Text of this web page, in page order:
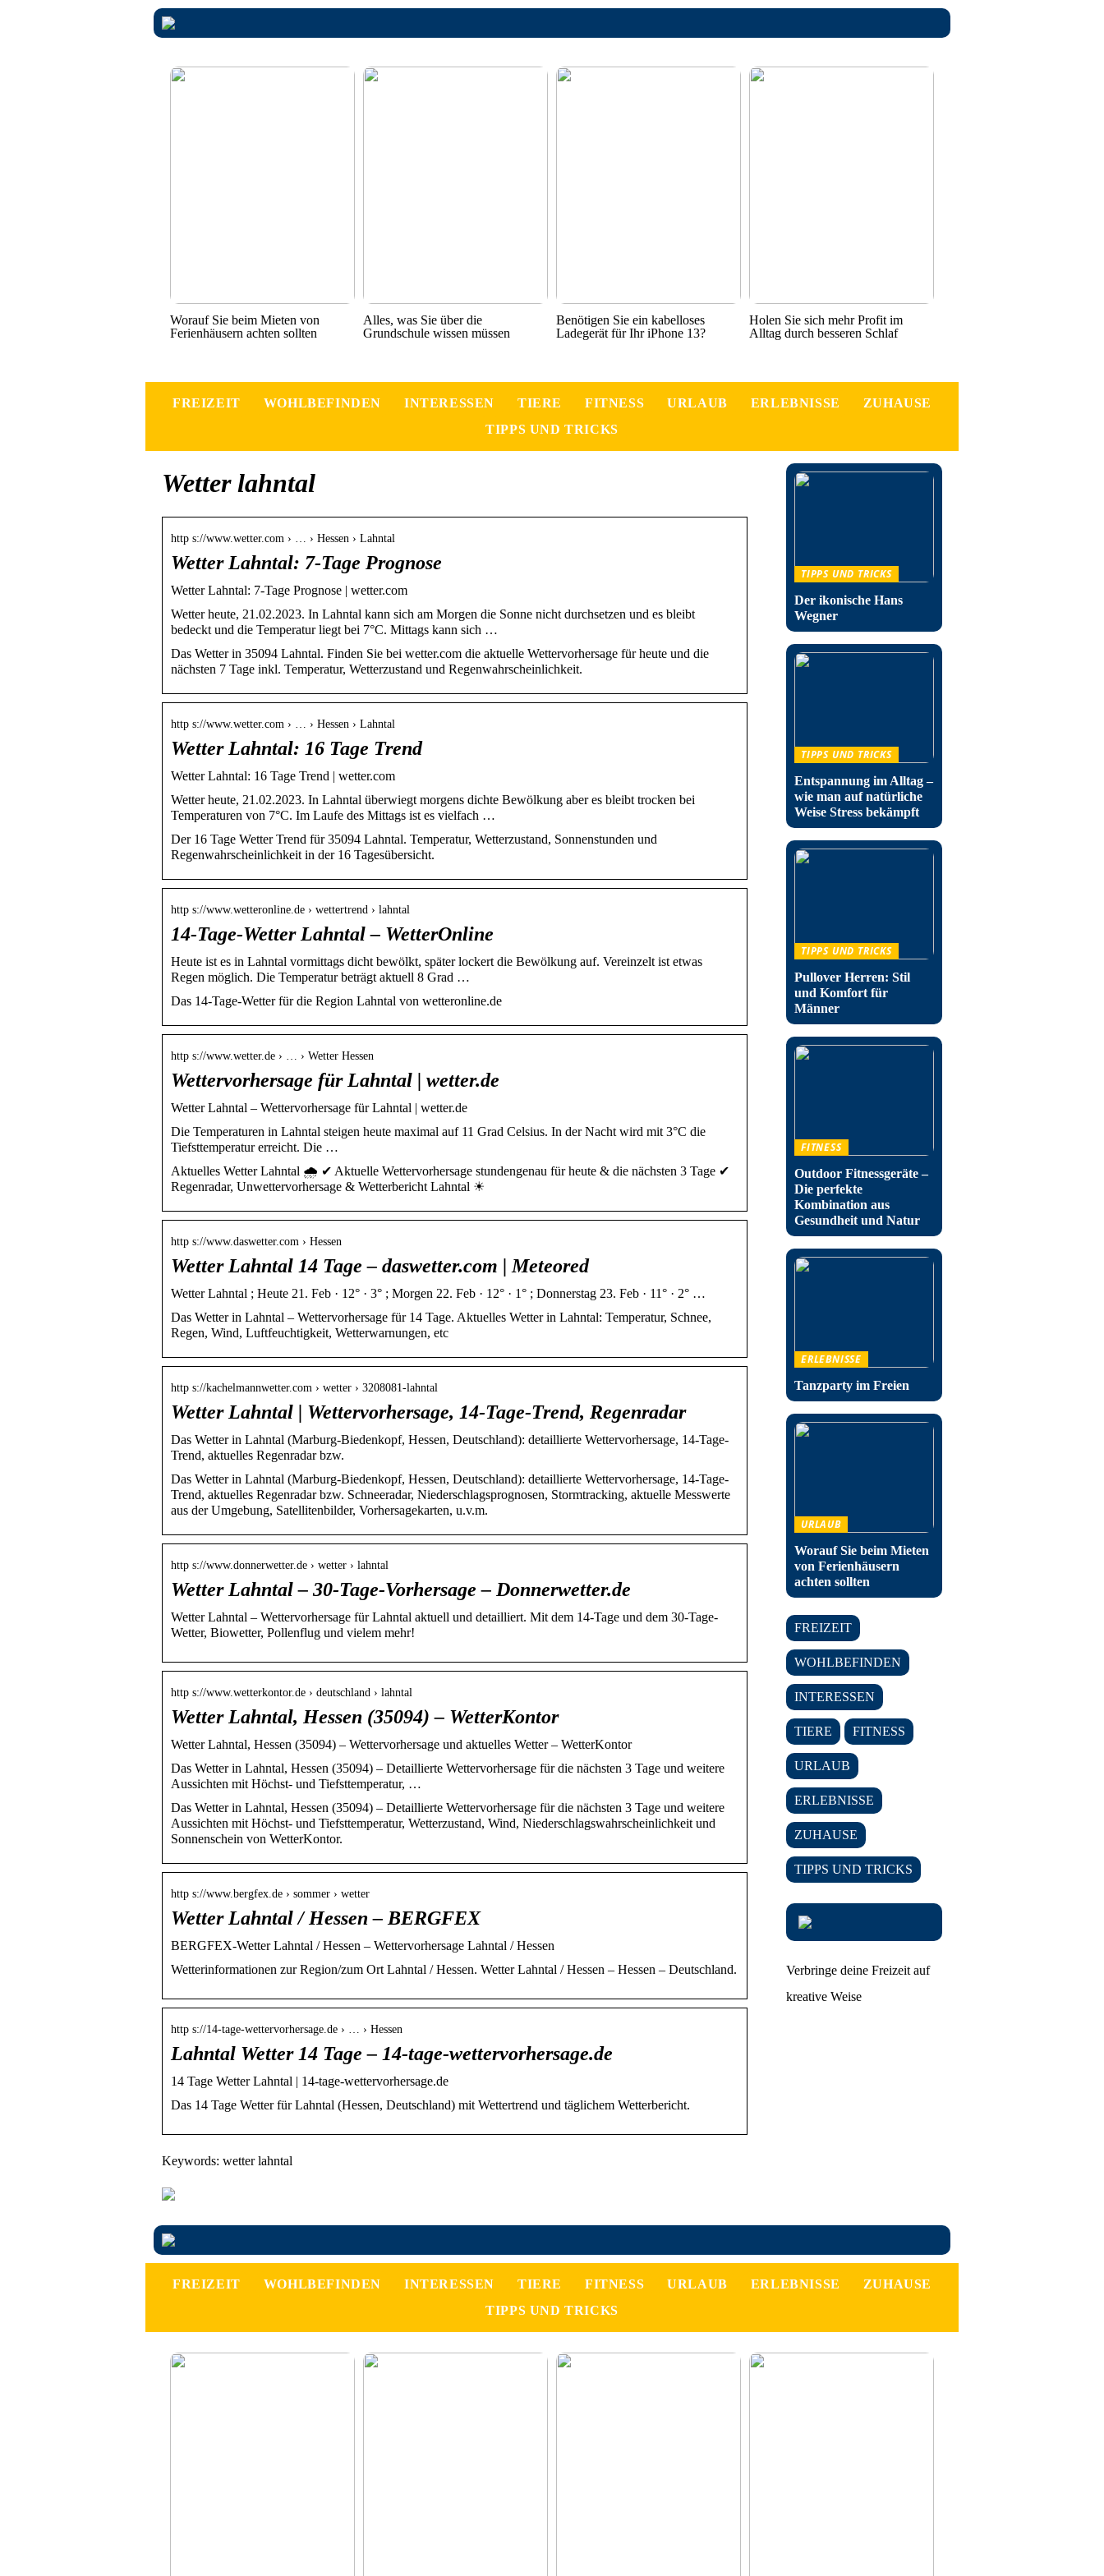
Worauf Sie beim Mieten von
Ferienhäusern achten sollten
Alles, was Sie über die
Grundschule wissen müssen
Benötigen Sie ein kabelloses
Ladegerät für Ihr iPhone 13?
Holen Sie sich mehr Profit im
Alltag durch besseren Schlaf
FREIZEIT WOHLBEFINDEN INTERESSEN TIERE FITNESS URLAUB ERLEBNISSE
ZUHAUSE
TIPPS UND TRICKS
Wetter lahntal
http s://www.wetter.com › … › Hessen › Lahntal
Wetter Lahntal: 7-Tage Prognose
Wetter Lahntal: 7-Tage Prognose | wetter.com
Wetter heute, 21.02.2023. In Lahntal kann sich am Morgen die Sonne nicht durchsetzen und es bleibt
bedeckt und die Temperatur liegt bei 7°C. Mittags kann sich …
Das Wetter in 35094 Lahntal. Finden Sie bei wetter.com die aktuelle Wettervorhersage für heute und die
nächsten 7 Tage inkl. Temperatur, Wetterzustand und Regenwahrscheinlichkeit.
http s://www.wetter.com › … › Hessen › Lahntal
Wetter Lahntal: 16 Tage Trend
Wetter Lahntal: 16 Tage Trend | wetter.com
Wetter heute, 21.02.2023. In Lahntal überwiegt morgens dichte Bewölkung aber es bleibt trocken bei
Temperaturen von 7°C. Im Laufe des Mittags ist es vielfach …
Der 16 Tage Wetter Trend für 35094 Lahntal. Temperatur, Wetterzustand, Sonnenstunden und
Regenwahrscheinlichkeit in der 16 Tagesübersicht.
http s://www.wetteronline.de › wettertrend › lahntal
14-Tage-Wetter Lahntal – WetterOnline
Heute ist es in Lahntal vormittags dicht bewölkt, später lockert die Bewölkung auf. Vereinzelt ist etwas
Regen möglich. Die Temperatur beträgt aktuell 8 Grad …
Das 14-Tage-Wetter für die Region Lahntal von wetteronline.de
http s://www.wetter.de › … › Wetter Hessen
Wettervorhersage für Lahntal | wetter.de
Wetter Lahntal – Wettervorhersage für Lahntal | wetter.de
Die Temperaturen in Lahntal steigen heute maximal auf 11 Grad Celsius. In der Nacht wird mit 3°C die
Tiefsttemperatur erreicht. Die …
Aktuelles Wetter Lahntal 🌧️ ✔ Aktuelle Wettervorhersage stundengenau für heute & die nächsten 3 Tage ✔
Regenradar, Unwettervorhersage & Wetterbericht Lahntal ☀
http s://www.daswetter.com › Hessen
Wetter Lahntal 14 Tage – daswetter.com | Meteored
Wetter Lahntal ; Heute 21. Feb · 12° · 3° ; Morgen 22. Feb · 12° · 1° ; Donnerstag 23. Feb · 11° · 2° …
Das Wetter in Lahntal – Wettervorhersage für 14 Tage. Aktuelles Wetter in Lahntal: Temperatur, Schnee,
Regen, Wind, Luftfeuchtigkeit, Wetterwarnungen, etc
http s://kachelmannwetter.com › wetter › 3208081-lahntal
Wetter Lahntal | Wettervorhersage, 14-Tage-Trend, Regenradar
Das Wetter in Lahntal (Marburg-Biedenkopf, Hessen, Deutschland): detaillierte Wettervorhersage, 14-Tage-
Trend, aktuelles Regenradar bzw.
Das Wetter in Lahntal (Marburg-Biedenkopf, Hessen, Deutschland): detaillierte Wettervorhersage, 14-Tage-
Trend, aktuelles Regenradar bzw. Schneeradar, Niederschlagsprognosen, Stormtracking, aktuelle Messwerte
aus der Umgebung, Satellitenbilder, Vorhersagekarten, u.v.m.
http s://www.donnerwetter.de › wetter › lahntal
Wetter Lahntal – 30-Tage-Vorhersage – Donnerwetter.de
Wetter Lahntal – Wettervorhersage für Lahntal aktuell und detailliert. Mit dem 14-Tage und dem 30-Tage-
Wetter, Biowetter, Pollenflug und vielem mehr!
http s://www.wetterkontor.de › deutschland › lahntal
Wetter Lahntal, Hessen (35094) – WetterKontor
Wetter Lahntal, Hessen (35094) – Wettervorhersage und aktuelles Wetter – WetterKontor
Das Wetter in Lahntal, Hessen (35094) – Detaillierte Wettervorhersage für die nächsten 3 Tage und weitere
Aussichten mit Höchst- und Tiefsttemperatur, …
Das Wetter in Lahntal, Hessen (35094) – Detaillierte Wettervorhersage für die nächsten 3 Tage und weitere
Aussichten mit Höchst- und Tiefsttemperatur, Wetterzustand, Wind, Niederschlagswahrscheinlichkeit und
Sonnenschein von WetterKontor.
http s://www.bergfex.de › sommer › wetter
Wetter Lahntal / Hessen – BERGFEX
BERGFEX-Wetter Lahntal / Hessen – Wettervorhersage Lahntal / Hessen
Wetterinformationen zur Region/zum Ort Lahntal / Hessen. Wetter Lahntal / Hessen – Hessen – Deutschland.
http s://14-tage-wettervorhersage.de › … › Hessen
Lahntal Wetter 14 Tage – 14-tage-wettervorhersage.de
14 Tage Wetter Lahntal | 14-tage-wettervorhersage.de
Das 14 Tage Wetter für Lahntal (Hessen, Deutschland) mit Wettertrend und täglichem Wetterbericht.
Keywords: wetter lahntal
TIPPS UND TRICKS
Der ikonische Hans
Wegner
TIPPS UND TRICKS
Entspannung im Alltag –
wie man auf natürliche
Weise Stress bekämpft
TIPPS UND TRICKS
Pullover Herren: Stil
und Komfort für
Männer
FITNESS
Outdoor Fitnessgeräte –
Die perfekte
Kombination aus
Gesundheit und Natur
ERLEBNISSE
Tanzparty im Freien
URLAUB
Worauf Sie beim Mieten
von Ferienhäusern
achten sollten
FREIZEIT
WOHLBEFINDEN
INTERESSEN
TIERE FITNESS
URLAUB
ERLEBNISSE
ZUHAUSE
TIPPS UND TRICKS
Verbringe deine Freizeit auf
kreative Weise
FREIZEIT WOHLBEFINDEN INTERESSEN TIERE FITNESS URLAUB ERLEBNISSE
ZUHAUSE
TIPPS UND TRICKS